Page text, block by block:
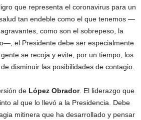
que representa el coronavirus para un
tan endeble como el que tenemos —
como son el sobrepeso, la
el Presidente debe ser especialmente
se recoja y evite, por un tiempo, los
disminuir las posibilidades de contagio.
de López Obrador. El liderazgo que
al que lo llevó a la Presidencia. Debe
mitinera que ha desarrollado y pensar